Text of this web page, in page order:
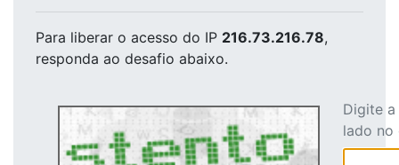
Para liberar o acesso do IP 216.73.216.78,
responda ao desafio abaixo.
Digite
lado no